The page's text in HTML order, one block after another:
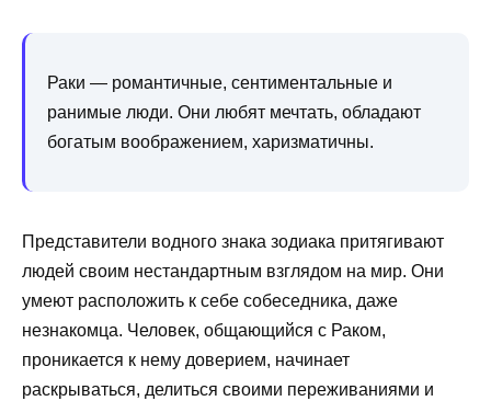
Раки — романтичные, сентиментальные и
ранимые люди. Они любят мечтать, обладают
богатым воображением, харизматичны.
Представители водного знака зодиака притягивают
людей своим нестандартным взглядом на мир. Они
умеют расположить к себе собеседника, даже
незнакомца. Человек, общающийся с Раком,
проникается к нему доверием, начинает
раскрываться, делиться своими переживаниями и